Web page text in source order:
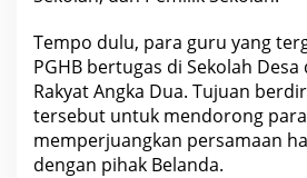
Tempo dulu, para guru yang
PGHB bertugas di Sekolah Desa
Rakyat Angka Dua. Tujuan
tersebut untuk mendorong
memperjuangkan persamaan
dengan pihak Belanda.